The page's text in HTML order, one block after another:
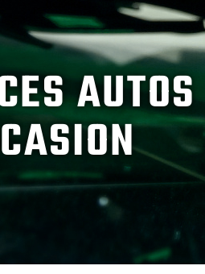
AUTOS